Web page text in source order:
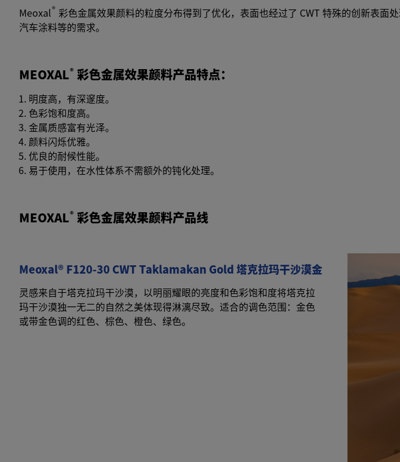
Meoxal® 彩色金属效果颜料的粒度分布得到了优化，表面也经过了 CWT 特殊的创新表
汽车涂料等的需求。
MEOXAL® 彩色金属效果颜料产品特点：
明度高，有深邃度。
色彩饱和度高。
金属质感富有光泽。
颜料闪烁优雅。
优良的耐候性能。
易于使用，在水性体系不需额外的钝化处理。
MEOXAL® 彩色金属效果颜料产品线
Meoxal® F120-30 CWT Taklamakan Gold 塔克拉玛干沙漠金
灵感来自于塔克拉玛干沙漠，以明丽耀眼的亮度和色彩饱和度将塔克拉
玛干沙漠独一无二的自然之美体现得淋漓尽致。适合的调色范围：金色
或带金色调的红色、棕色、橙色、绿色。